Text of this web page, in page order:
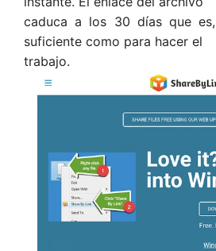
caduca a los 30 días que
suficiente como para hacer el
trabajo.